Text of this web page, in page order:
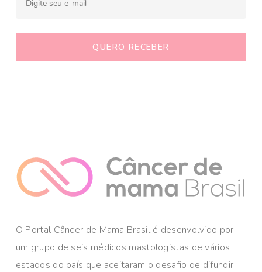
O Portal Câncer de Mama Brasil é desenvolvido por
um grupo de seis médicos mastologistas de vários
estados do país que aceitaram o desafio de difundir